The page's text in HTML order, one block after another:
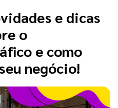
e dicas
o
e como
negócio!